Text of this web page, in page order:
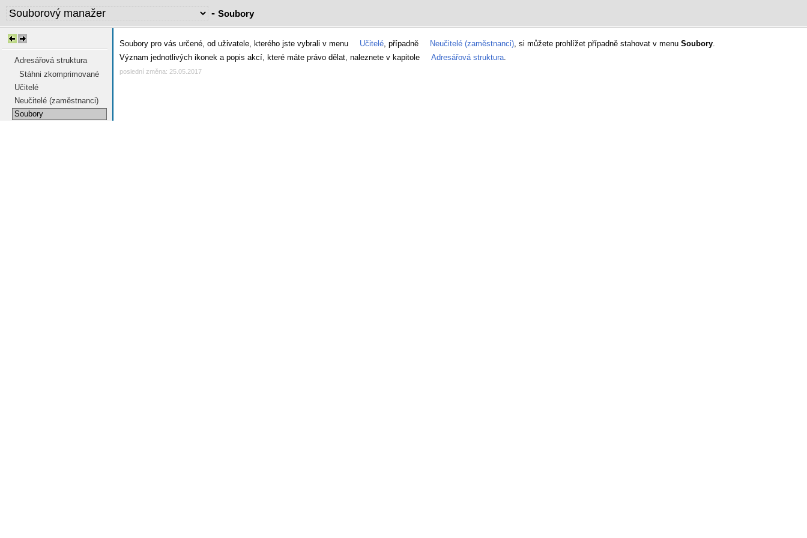
- Soubory
Adresářová struktura
Stáhni zkomprimované
Učitelé
Neučitelé (zaměstnanci)
Soubory
Soubory pro vás určené, od uživatele, kterého jste vybrali v menu Učitelé, případně Neučitelé (zaměstnanci), si můžete prohlížet případně stahovat v menu Soubory.
Význam jednotlivých ikonek a popis akcí, které máte právo dělat, naleznete v kapitole
Adresářová struktura.
poslední změna: 25.05.2017